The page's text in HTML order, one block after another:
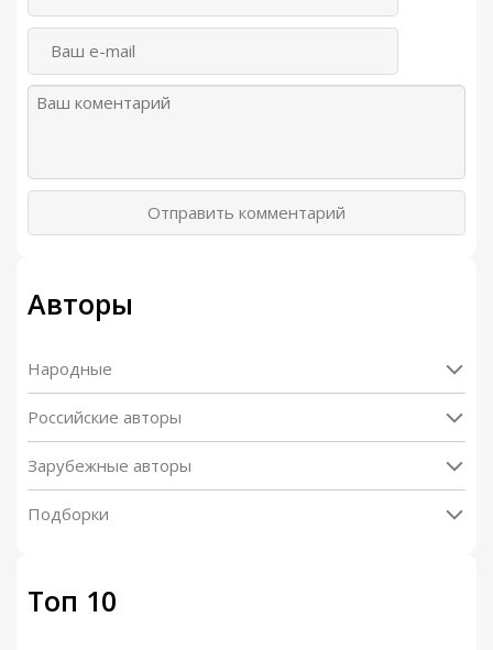
Отправить комментарий
Авторы
Народные
Российские авторы
Зарубежные авторы
Подборки
Топ 10